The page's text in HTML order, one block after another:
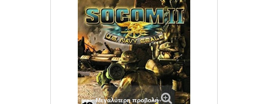
Μεγαλύτερη προβολή